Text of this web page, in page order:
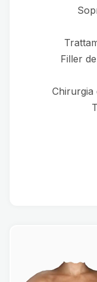
Filler
Chirurgia